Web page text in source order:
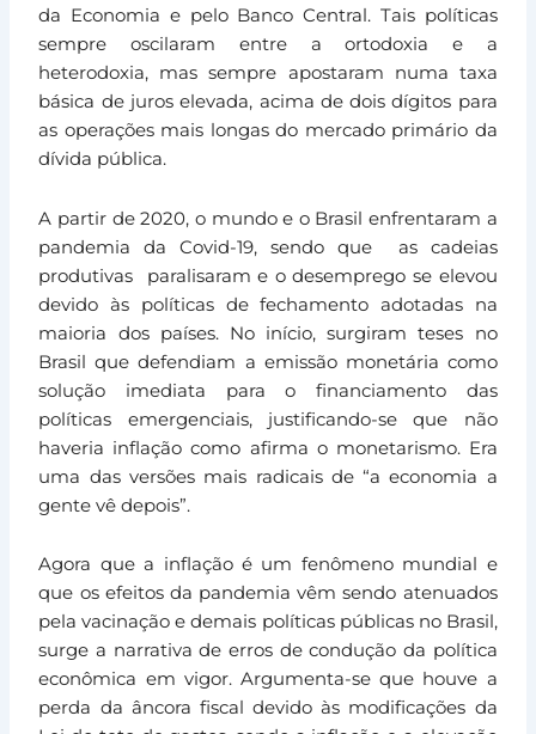
da Economia e pelo Banco Central. Tais políticas
sempre oscilaram entre a ortodoxia e a
heterodoxia, mas sempre apostaram numa taxa
básica de juros elevada, acima de dois dígitos para
as operações mais longas do mercado primário da
dívida pública.
A partir de 2020, o mundo e o Brasil enfrentaram a
pandemia da Covid-19, sendo que as cadeias
produtivas paralisaram e o desemprego se elevou
devido às políticas de fechamento adotadas na
maioria dos países. No início, surgiram teses no
Brasil que defendiam a emissão monetária como
solução imediata para o financiamento das
políticas emergenciais, justificando-se que não
haveria inflação como afirma o monetarismo. Era
uma das versões mais radicais de “a economia a
gente vê depois”.
Agora que a inflação é um fenômeno mundial e
que os efeitos da pandemia vêm sendo atenuados
pela vacinação e demais políticas públicas no Brasil,
surge a narrativa de erros de condução da política
econômica em vigor. Argumenta-se que houve a
perda da âncora fiscal devido às modificações da